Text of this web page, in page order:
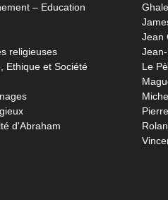
– Education
religieuses
Ethique et Société
d'Abraham
Jean
Le